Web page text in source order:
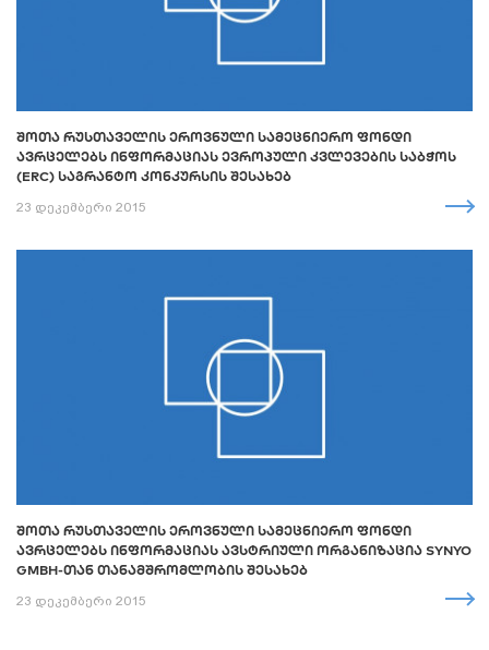
ᲨᲝᲗᲐ ᲠᲣᲡᲗᲐᲕᲔᲚᲘᲡ ᲔᲠᲝᲕᲜᲣᲚᲘ ᲡᲐᲛᲔᲪᲜᲘᲔᲠᲝ ᲤᲝᲜᲓᲘ
ᲐᲕᲠᲪᲔᲚᲔᲑᲡ ᲘᲜᲤᲝᲠᲛᲐᲪᲘᲐᲡ ᲔᲕᲠᲝᲞᲣᲚᲘ ᲙᲕᲚᲔᲕᲔᲑᲘᲡ ᲡᲐᲑᲭᲝᲡ
(ERC) ᲡᲐᲒᲠᲐᲜᲢᲝ ᲙᲝᲜᲙᲣᲠᲡᲘᲡ ᲨᲔᲡᲐᲮᲔᲑ
23 დეკემბერი 2015
ᲨᲝᲗᲐ ᲠᲣᲡᲗᲐᲕᲔᲚᲘᲡ ᲔᲠᲝᲕᲜᲣᲚᲘ ᲡᲐᲛᲔᲪᲜᲘᲔᲠᲝ ᲤᲝᲜᲓᲘ
ᲐᲕᲠᲪᲔᲚᲔᲑᲡ ᲘᲜᲤᲝᲠᲛᲐᲪᲘᲐᲡ ᲐᲕᲡᲢᲠᲘᲣᲚᲘ ᲝᲠᲒᲐᲜᲘᲖᲐᲪᲘᲐ SYNYO
GMBH-ᲗᲐᲜ ᲗᲐᲜᲐᲛᲨᲠᲝᲛᲚᲝᲑᲘᲡ ᲨᲔᲡᲐᲮᲔᲑ
23 დეკემბერი 2015